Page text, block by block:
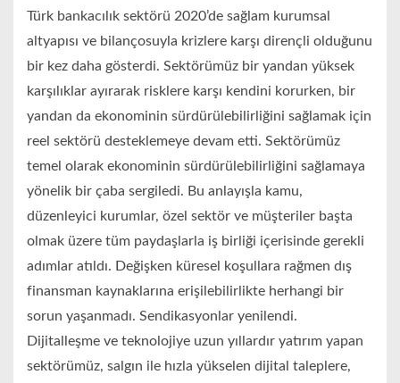
Türk bankacılık sektörü 2020’de sağlam kurumsal
altyapısı ve bilançosuyla krizlere karşı dirençli olduğunu
bir kez daha gösterdi. Sektörümüz bir yandan yüksek
karşılıklar ayırarak risklere karşı kendini korurken, bir
yandan da ekonominin sürdürülebilirliğini sağlamak için
reel sektörü desteklemeye devam etti. Sektörümüz
temel olarak ekonominin sürdürülebilirliğini sağlamaya
yönelik bir çaba sergiledi. Bu anlayışla kamu,
düzenleyici kurumlar, özel sektör ve müşteriler başta
olmak üzere tüm paydaşlarla iş birliği içerisinde gerekli
adımlar atıldı. Değişken küresel koşullara rağmen dış
finansman kaynaklarına erişilebilirlikte herhangi bir
sorun yaşanmadı. Sendikasyonlar yenilendi.
Dijitalleşme ve teknolojiye uzun yıllardır yatırım yapan
sektörümüz, salgın ile hızla yükselen dijital taleplere,